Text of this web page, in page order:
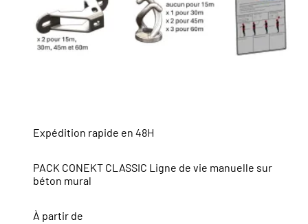
Expédition rapide en 48H
PACK CONEKT CLASSIC Ligne de vie manuelle sur
béton mural
À partir de